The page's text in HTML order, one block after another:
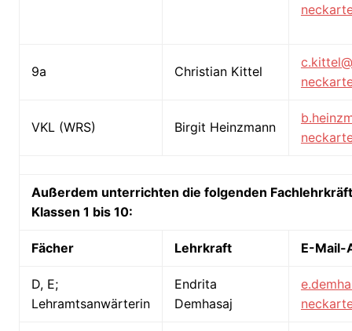
9a Christian Kittel
VKL (WRS) Birgit Heinzmann
Außerdem unterrichten die folgenden
Klassen 1 bis 10:
Fächer Lehrkraft E-Mail-
D, E;
Lehramtsanwärterin
Endrita
Demhasaj